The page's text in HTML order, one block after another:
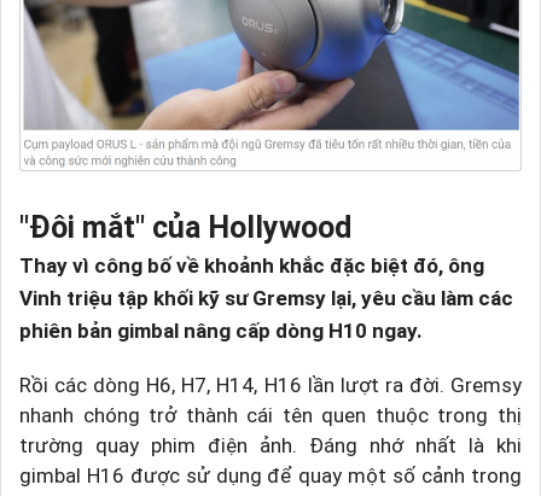
"Đôi mắt" của Hollywood
Thay vì công bố về khoảnh khắc đặc biệt đó, ông
Vinh triệu tập khối kỹ sư Gremsy lại, yêu cầu làm các
phiên bản gimbal nâng cấp dòng H10 ngay.
Rồi các dòng H6, H7, H14, H16 lần lượt ra đời. Gremsy
nhanh chóng trở thành cái tên quen thuộc trong thị
trường quay phim điện ảnh. Đáng nhớ nhất là khi
gimbal H16 được sử dụng để quay một số cảnh trong